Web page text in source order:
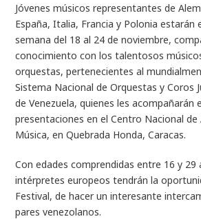
Jóvenes músicos representantes de
España, Italia, Francia y Polonia estarán
semana del 18 al 24 de noviembre,
conocimiento con los talentosos
orquestas, pertenecientes al
Sistema Nacional de Orquestas y Coros
de Venezuela, quienes les acompañarán
presentaciones en el Centro Nacional de
Música, en Quebrada Honda, Caracas.
Con edades comprendidas entre 16 y 29
intérpretes europeos tendrán la
Festival, de hacer un interesante
pares venezolanos.